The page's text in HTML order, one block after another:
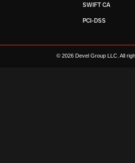
SWIFT CA
PCI-DSS
© 2026 Devel Group LLC. All